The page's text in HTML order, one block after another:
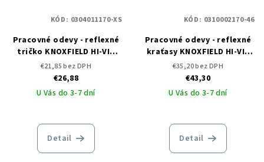
Pracovné odevy - reflexné
tričko KNOXFIELD HI-VIS
ČERVA
€21,85 bez DPH
€26,88
U Vás do 3-7 dní
Detail
KÓD: 0304011170-XS
Pracovné odevy - reflexné
kraťasy KNOXFIELD HI-VIS
ČERVA
€35,20 bez DPH
€43,30
U Vás do 3-7 dní
Detail
KÓD: 0310002170-46